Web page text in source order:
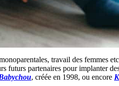
travail des femmes
futurs partenaires pour implanter
, créée en 1998, ou encore